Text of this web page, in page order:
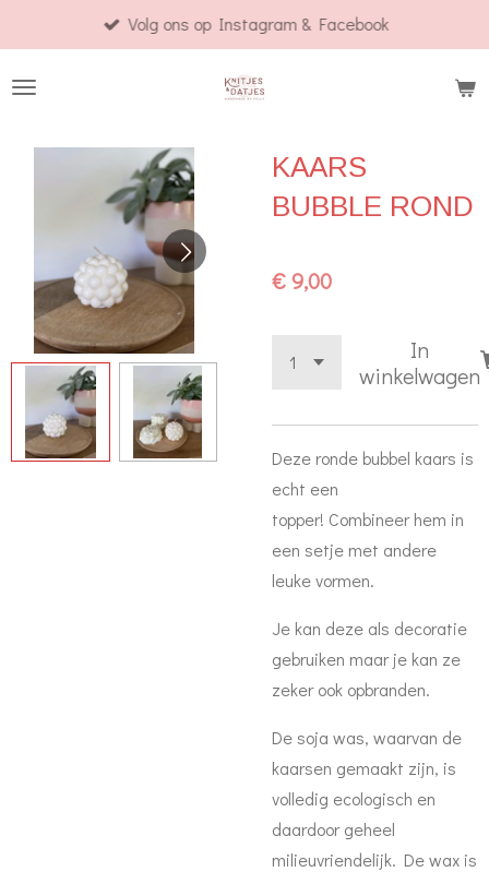
direct
naar
hoofdinhoud
Volg ons op Instagram & Facebook
KAARS
BUBBLE ROND
€ 9,00
In
winkelwagen
Deze ronde bubbel kaars is
echt een
topper! Combineer hem in
een setje met andere
leuke vormen.
Je kan deze als decoratie
gebruiken maar je kan ze
zeker ook opbranden.
De soja was, waarvan de
kaarsen gemaakt zijn, is
volledig ecologisch en
daardoor geheel
milieuvriendelijk. De wax is